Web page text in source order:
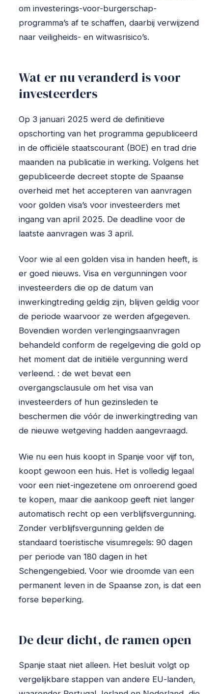
om investerings-voor-burgerschap-
programma’s af te schaffen, daarbij verwijzend
naar veiligheids- en witwasrisico’s.
Wat er nu veranderd is voor
investeerders
Op 3 januari 2025 werd de definitieve
opschorting van het programma gepubliceerd
in de officiële staatscourant (BOE) en trad drie
maanden na publicatie in werking. Volgens het
gepubliceerde decreet stopte de Spaanse
overheid met het accepteren van aanvragen
voor golden visa’s voor investeerders met
ingang van april 2025. De deadline voor de
laatste aanvragen was 3 april.
Voor wie al een golden visa in handen heeft, is
er goed nieuws. Visa en vergunningen voor
investeerders die op de datum van
inwerkingtreding geldig zijn, blijven geldig voor
de periode waarvoor ze werden afgegeven.
Bovendien worden verlengingsaanvragen
behandeld conform de regelgeving die gold op
het moment dat de initiële vergunning werd
verleend. : de wet bevat een
overgangsclausule om het visa van
investeerders of hun gezinsleden te
beschermen die vóór de inwerkingtreding van
de nieuwe wetgeving hadden aangevraagd.
Wie nu een huis koopt in Spanje voor vijf ton,
koopt gewoon een huis. Het is volledig legaal
voor een niet-ingezetene om onroerend goed
te kopen, maar die aankoop geeft niet langer
automatisch recht op een verblijfsvergunning.
Zonder verblijfsvergunning gelden de
standaard toeristische visumregels: 90 dagen
per periode van 180 dagen in het
Schengengebied. Voor wie droomde van een
permanent leven in de Spaanse zon, is dat een
forse beperking.
De deur dicht, de ramen open
Spanje staat niet alleen. Het besluit volgt op
vergelijkbare stappen van andere EU-landen,